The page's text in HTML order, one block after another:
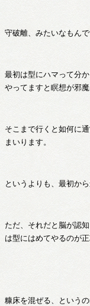
守破離、みたいなもんで
最初は型にハマって分
やってますと瞑想が邪魔
そこまで行くと如何に
まいります。
というよりも、最初か
ただ、それだと脳が認
は型にはめてやるのが正
糠床を混ぜる、という